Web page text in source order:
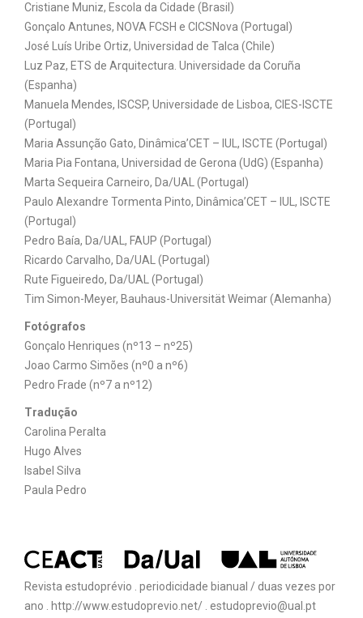
Cristiane Muniz, Escola da Cidade (Brasil)
Gonçalo Antunes, NOVA FCSH e CICSNova (Portugal)
José Luís Uribe Ortiz, Universidad de Talca (Chile)
Luz Paz, ETS de Arquitectura. Universidade da Coruña
(Espanha)
Manuela Mendes, ISCSP, Universidade de Lisboa, CIES-ISCTE
(Portugal)
Maria Assunção Gato, Dinâmica’CET – IUL, ISCTE (Portugal)
Maria Pia Fontana, Universidad de Gerona (UdG) (Espanha)
Marta Sequeira Carneiro, Da/UAL (Portugal)
Paulo Alexandre Tormenta Pinto, Dinâmica’CET – IUL, ISCTE
(Portugal)
Pedro Baía, Da/UAL, FAUP (Portugal)
Ricardo Carvalho, Da/UAL (Portugal)
Rute Figueiredo, Da/UAL (Portugal)
Tim Simon-Meyer, Bauhaus-Universität Weimar (Alemanha)
Fotógrafos
Gonçalo Henriques (nº13 – nº25)
Joao Carmo Simões (nº0 a nº6)
Pedro Frade (nº7 a nº12)
Tradução
Carolina Peralta
Hugo Alves
Isabel Silva
Paula Pedro
Revista estudoprévio . periodicidade bianual / duas vezes por
ano . http://www.estudoprevio.net/ . estudoprevio@ual.pt